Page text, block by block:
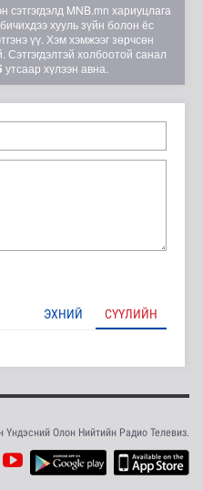
MNB.mn хариуцлага
хууль зүйн болон ёс
үү. Хэм хэмжээг зөрчсөн
Сэтгэгдэлтэй холбоотой санал
утсаар хүлээн авна.
ЭХНИЙ СҮҮЛИЙН
Олон Нийтийн Радио Телевиз.